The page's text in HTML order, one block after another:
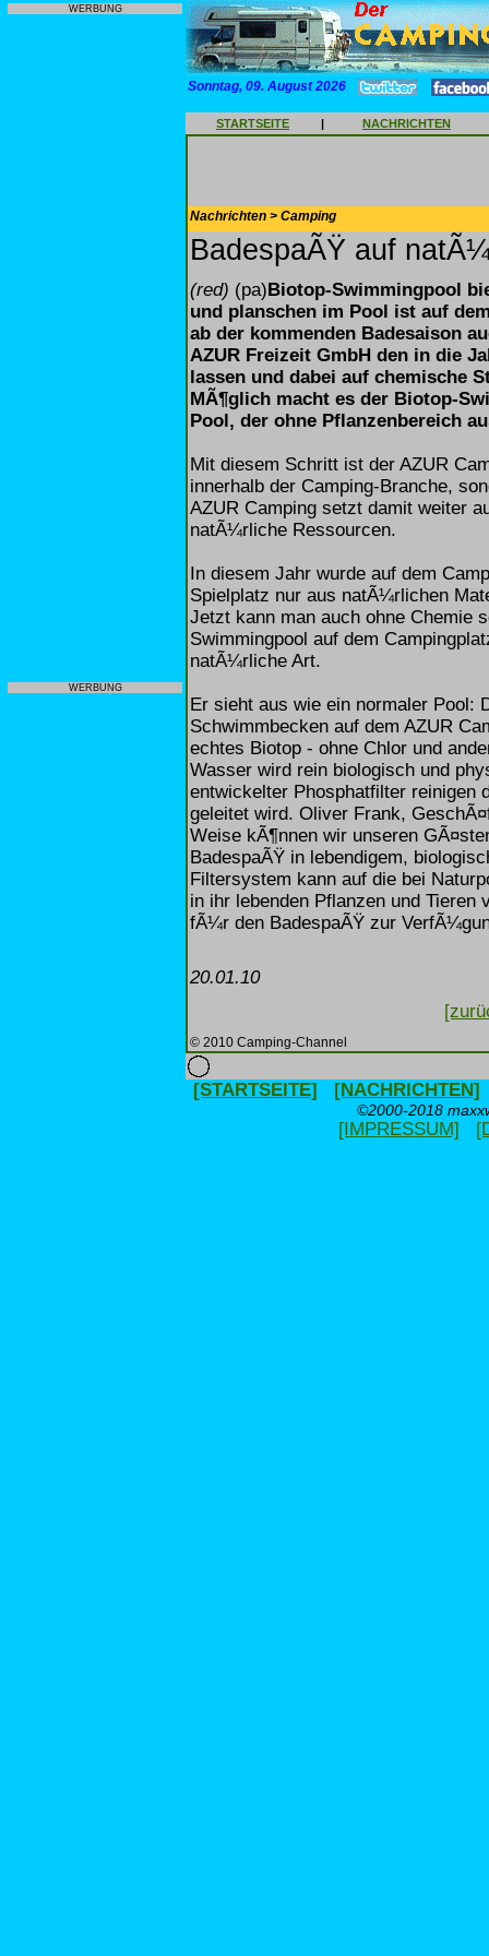
WERBUNG
WERBUNG
Sonntag, 09. August 2026
STARTSEITE | NACHRICHTEN
Nachrichten > Camping
BadespaÃŸ auf
(red) (pa)Biotop-Swimmingpool
und planschen im Pool ist auf
ab der kommenden Badesaison
AZUR Freizeit GmbH den in die
lassen und dabei auf chemische
MÃ¶glich macht es der Biotop-
Pool, der ohne Pflanzenbereich
Mit diesem Schritt ist der AZUR
innerhalb der Camping-Branche,
AZUR Camping setzt damit weiter
natÃ¼rliche Ressourcen.
In diesem Jahr wurde auf dem
Spielplatz nur aus natÃ¼rlichen
Jetzt kann man auch ohne Chemie
Swimmingpool auf dem
natÃ¼rliche Art.
Er sieht aus wie ein normaler Pool:
Schwimmbecken auf dem AZUR
echtes Biotop - ohne Chlor und
Wasser wird rein biologisch und
entwickelter Phosphatfilter reinigen
geleitet wird. Oliver Frank,
Weise kÃ¶nnen wir unseren
BadespaÃŸ in lebendigem,
Filtersystem kann auf die bei
in ihr lebenden Pflanzen und
fÃ¼r den BadespaÃŸ zur
20.01.10
© 2010 Camping-Channel
[STARTSEITE] [NACHRICHTEN]
©2000-2018
[IMPRESSUM]